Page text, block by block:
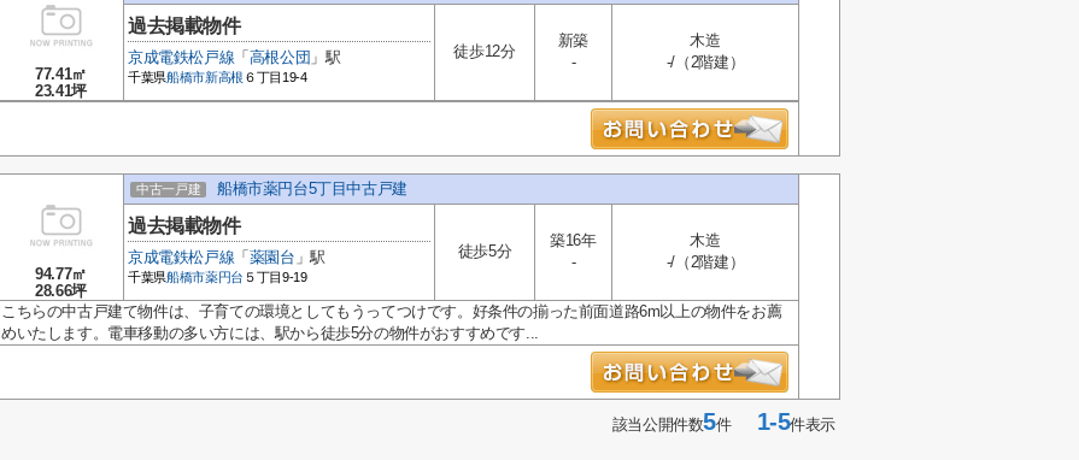
77.41㎡
23.41坪
過去掲載物件
京成電鉄松戸線 「 高根公団 」駅
千葉県船橋市新高根 ６丁目19-4
徒歩12分
新築
-
木造
-/（2階建）
94.77㎡
28.66坪
中古一戸建 船橋市薬円台5丁目中古戸建
過去掲載物件
京成電鉄松戸線 「 薬園台 」駅
千葉県船橋市薬円台 ５丁目9-19
徒歩5分
築16年
-
木造
-/（2階建）
こちらの中古戸建て物件は、子育ての環境としてもうってつけです。好条件の揃った前面道路6m以上の物件をお薦
めいたします。電車移動の多い方には、駅から徒歩5分の物件がおすすめです...
該当公開件数5件1-5件表示